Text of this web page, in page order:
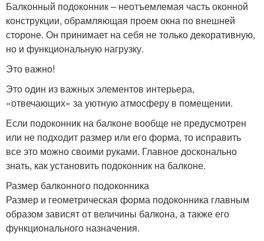
Балконный подоконник – неотъемлемая часть оконной
конструкции, обрамляющая проем окна по внешней
стороне. Он принимает на себя не только декоративную,
но и функциональную нагрузку.
Это важно!
Это один из важных элементов интерьера,
«отвечающих» за уютную атмосферу в помещении.
Если подоконник на балконе вообще не предусмотрен
или не подходит размер или его форма, то исправить
все это можно своими руками. Главное досконально
знать, как установить подоконник на балконе.
Размер балконного подоконника
Размер и геометрическая форма подоконника главным
образом зависят от величины балкона, а также его
функционального назначения.